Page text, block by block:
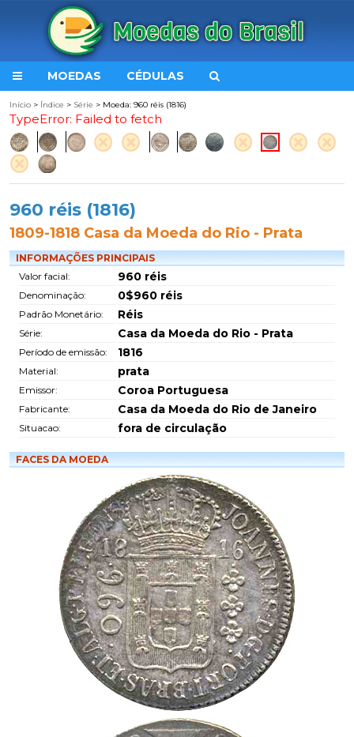
MOEDAS CÉDULAS
Início > Índice > Série > Moeda: 960 réis (1816)
TypeError: Failed to fetch
960 réis (1816)
1809-1818 Casa da Moeda do Rio - Prata
INFORMAÇÕES PRINCIPAIS
Valor facial:
960 réis
Denominação: 0$960 réis
Padrão Monetário: Réis
Série: Casa da Moeda do Rio - Prata
Período de emissão: 1816
Material: prata
Emissor: Coroa Portuguesa
Fabricante: Casa da Moeda do Rio de Janeiro
Situacao: fora de circulação
FACES DA MOEDA